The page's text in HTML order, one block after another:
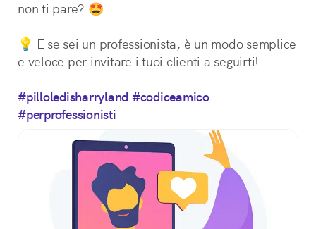
non ti pare? 🤩
💡 E se sei un professionista, è un modo semplice
e veloce per invitare i tuoi clienti a seguirti!
#pilloledisharryland #codiceamico
#perprofessionisti